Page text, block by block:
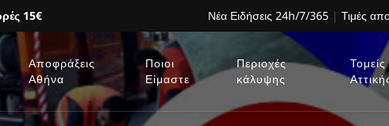
15€ Νέα Ειδήσεις 24h/7/365 | Τιμές
Αποφράξεις
Αθήνα
Ποιοι
Είμαστε
Περιοχές
κάλυψης
Τομείς